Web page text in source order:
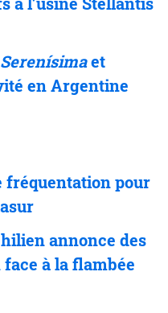
et
en Argentine
fréquentation pour
annonce des
à la flambée